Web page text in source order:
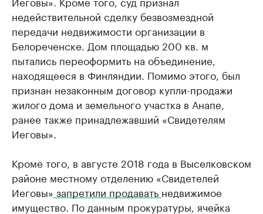
недействительной сделку безвозмездной
передачи недвижимости организации в
Белореченске. Дом площадью 200 кв. м
пытались переоформить на объединение,
находящееся в Финляндии. Помимо этого, был
признан незаконным договор купли-продажи
жилого дома и земельного участка в Анапе,
ранее также принадлежавший «Свидетелям
Иеговы».
Кроме того, в августе 2018 года в Выселковском
районе местному отделению «Свидетелей
Иеговы» запретили продавать недвижимое
имущество. По данным прокуратуры, ячейка